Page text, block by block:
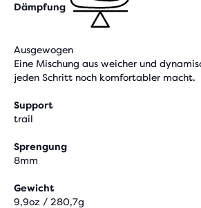
Dämpfung
Ausgewogen
Eine Mischung aus weicher und
jeden Schritt noch komfortabler macht.
Support
trail
Sprengung
8mm
Gewicht
9,9oz / 280,7g